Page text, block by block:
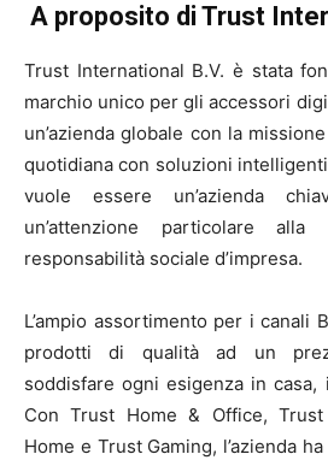
A proposito di Trust
Trust International B.V. è stata
marchio unico per gli accessori
un’azienda globale con la
quotidiana con soluzioni
vuole essere un’azienda
un’attenzione particolare
responsabilità sociale d’impresa.
L’ampio assortimento per i canali
prodotti di qualità ad un
soddisfare ogni esigenza in
Con Trust Home & Office,
Home e Trust Gaming, l’azienda